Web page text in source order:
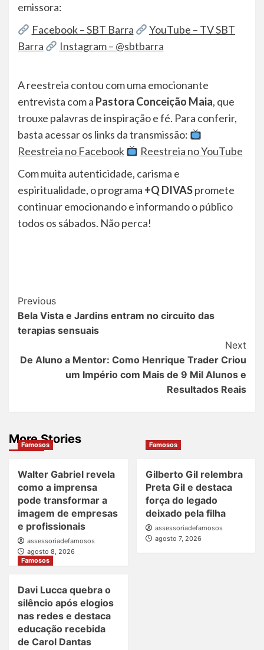
emissora:
Facebook – SBT Barra
YouTube – TV SBT
Barra
Instagram – @sbtbarra
A reestreia contou com uma emocionante
entrevista com a Pastora Conceição Maia, que
trouxe palavras de inspiração e fé. Para conferir,
basta acessar os links da transmissão:
Reestreia no Facebook
Reestreia no YouTube
Com muita autenticidade, carisma e
espiritualidade, o programa +Q DIVASpromete
continuar emocionando e informando o público
todos os sábados. Não perca!
Post
Navigation
Previous
Bela Vista e Jardins entram no circuito das
terapias sensuais
Next
De Aluno a Mentor: Como Henrique Trader Criou
um Império com Mais de 9 Mil Alunos e
Resultados Reais
More Stories
Famosos
Walter Gabriel revela
como a imprensa
pode transformar a
imagem de empresas
e profissionais
assessoriadefamosos
agosto 8, 2026
Famosos
Gilberto Gil relembra
Preta Gil e destaca
força do legado
deixado pela filha
assessoriadefamosos
agosto 7, 2026
Famosos
Davi Lucca quebra o
silêncio após elogios
nas redes e destaca
educação recebida
de Carol Dantas